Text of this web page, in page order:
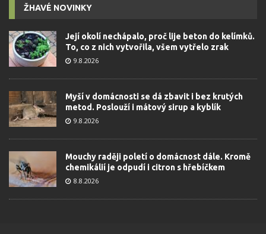
ŽHAVÉ NOVINKY
Její okolí nechápalo, proč lije beton do kelímků.
To, co z nich vytvořila, všem vytřelo zrak
9.8.2026
Myší v domácnosti se dá zbavit i bez krutých
metod. Poslouží i mátový sirup a kyblík
9.8.2026
Mouchy raději poletí o domácnost dále. Kromě
chemikálií je odpudí i citron s hřebíčkem
8.8.2026